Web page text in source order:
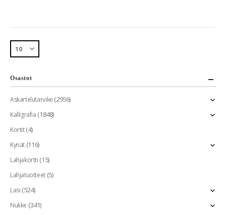
Osastot
Askartelutarvike(2956)
Kalligrafia(1848)
Kortit(4)
Kynät(116)
Lahjakortti(15)
Lahjatuotteet(5)
Lasi(524)
Nukke (341)